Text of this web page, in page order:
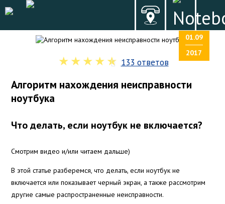
01.09
2017
133 ответов
Алгоритм нахождения неисправности
ноутбука
Что делать, если ноутбук не включается?
Смотрим видео и/или читаем дальше)
В этой статье разберемся, что делать, если ноутбук не
включается или показывает черный экран, а также рассмотрим
другие самые распространенные неисправности.